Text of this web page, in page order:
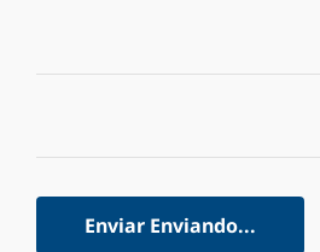
Enviar Enviando...